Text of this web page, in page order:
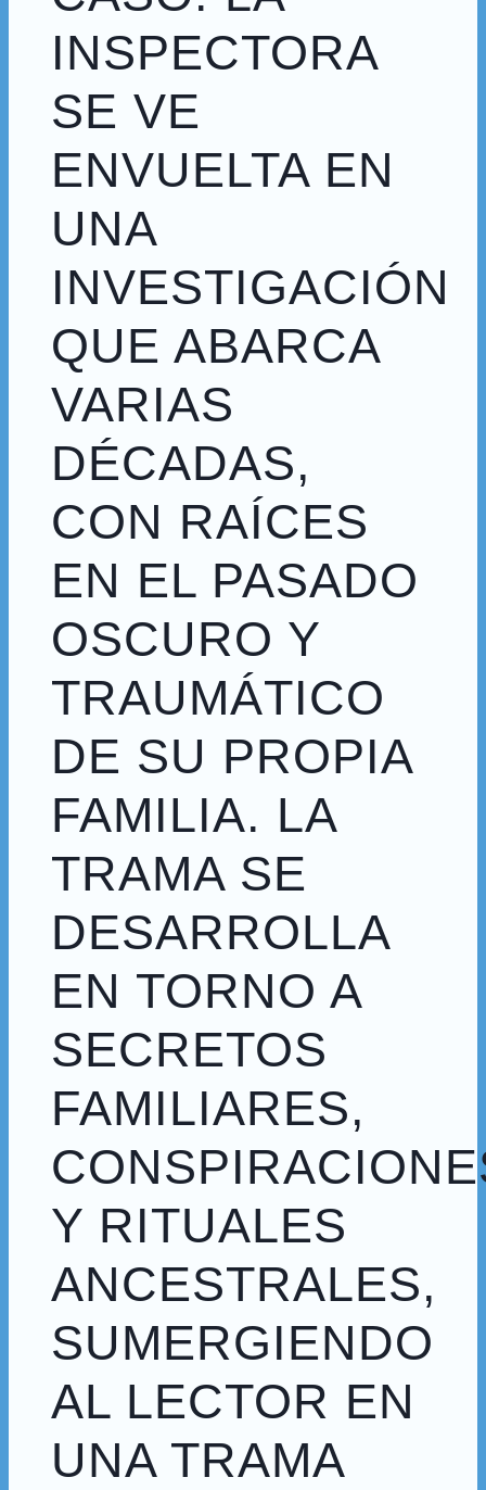
INSPECTORA
SE VE
ENVUELTA EN
UNA
INVESTIGACIÓN
QUE ABARCA
VARIAS
DÉCADAS,
CON RAÍCES
EN EL PASADO
OSCURO Y
TRAUMÁTICO
DE SU PROPIA
FAMILIA. LA
TRAMA SE
DESARROLLA
EN TORNO A
SECRETOS
FAMILIARES,
Y RITUALES
ANCESTRALES,
SUMERGIENDO
AL LECTOR EN
UNA TRAMA